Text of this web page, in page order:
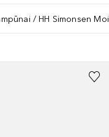
HH Simonsen